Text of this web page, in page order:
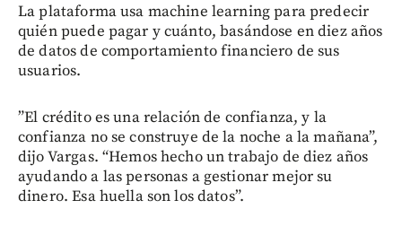
La plataforma usa machine learning para predecir
quién puede pagar y cuánto, basándose en diez años
de datos de comportamiento financiero de sus
usuarios.
”El crédito es una relación de confianza, y la
confianza no se construye de la noche a la mañana”,
dijo Vargas. “Hemos hecho un trabajo de diez años
ayudando a las personas a gestionar mejor su
dinero. Esa huella son los datos”.